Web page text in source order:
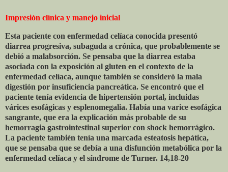
Impresión clínica y manejo inicial
Esta paciente con enfermedad celíaca conocida presentó
diarrea progresiva, subaguda a crónica, que probablemente se
debió a malabsorción. Se pensaba que la diarrea estaba
asociada con la exposición al gluten en el contexto de la
enfermedad celíaca, aunque también se consideró la mala
digestión por insuficiencia pancreática. Se encontró que el
paciente tenía evidencia de hipertensión portal, incluidas
várices esofágicas y esplenomegalia. Había una varice esofágica
sangrante, que era la explicación más probable de su
hemorragia gastrointestinal superior con shock hemorrágico.
La paciente también tenía una marcada esteatosis hepática,
que se pensaba que se debía a una disfunción metabólica por la
enfermedad celíaca y el síndrome de Turner. 14,18-20